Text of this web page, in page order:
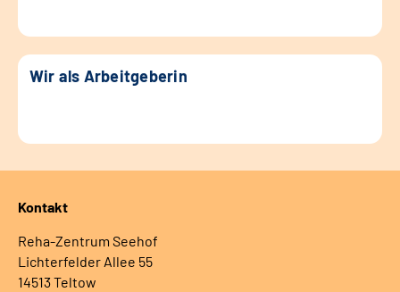
Wir als Arbeitgeberin
Kontakt
Reha-Zentrum Seehof
Lichterfelder Allee 55
14513 Teltow